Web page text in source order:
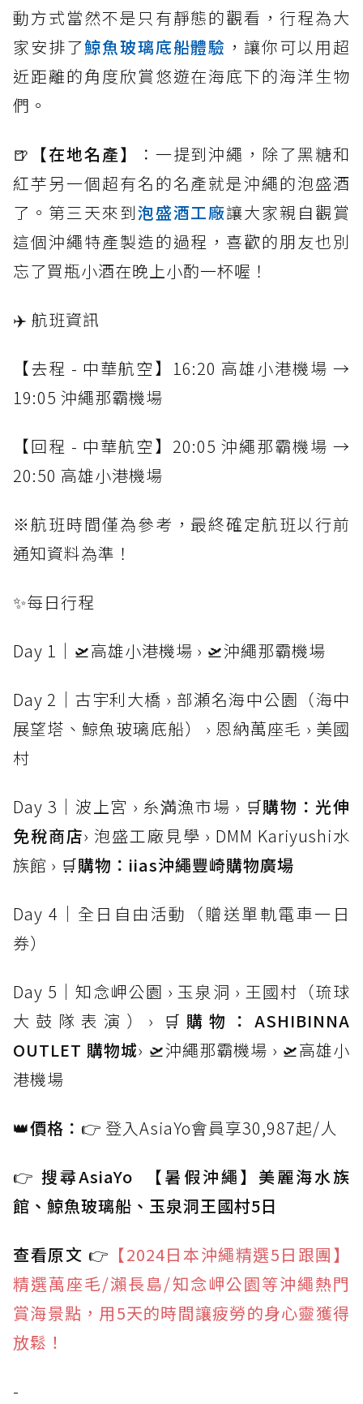
動方式當然不是只有靜態的觀看，行程為大
家安排了鯨魚玻璃底船體驗 ，讓你可以用超
近距離的角度欣賞悠遊在海底下的海洋生物
們。
🍺 【在地名產】
：一提到沖繩，除了黑糖和
紅芋另一個超有名的名產就是沖繩的泡盛酒
了。第三天來到泡盛酒工廠讓大家親自觀賞
這個沖繩特產製造的過程，喜歡的朋友也別
忘了買瓶小酒在晚上小酌一杯喔！
✈️ 航班資訊
【去程 - 中華航空】16:20 高雄小港機場 →
19:05 沖繩那霸機場
【回程 - 中華航空】20:05 沖繩那霸機場 →
20:50 高雄小港機場
※航班時間僅為參考，最終確定航班以行前
通知資料為準！
✨每日行程
Day 1｜🛫高雄小港機場 › 🛫沖繩那霸機場
Day 2｜古宇利大橋 › 部瀬名海中公園（海中
展望塔、鯨魚玻璃底船） › 恩納萬座毛 › 美國
村
Day 3｜波上宮 › 糸満漁市場 › 🛒購物：光伸
免稅商店› 泡盛工廠見學 › DMM Kariyushi水
族館 › 🛒購物：iias沖繩豐崎購物廣場
Day 4｜全日自由活動（贈送單軌電車一日
券）
Day 5｜知念岬公園 › 玉泉洞 › 王國村（琉球
大鼓隊表演）› 🛒 購物：ASHIBINNA
OUTLET 購物城› 🛫沖繩那霸機場 › 🛫高雄小
港機場
👑價格： 👉 登入AsiaYo會員享30,987起/人
👉 搜尋AsiaYo 【暑假沖繩】美麗海水族
館、鯨魚玻璃船、玉泉洞王國村5日
查看原文 👉 【2024日本沖繩精選5日跟團】
精選萬座毛/瀨長島/知念岬公園等沖繩熱門
賞海景點，用5天的時間讓疲勞的身心靈獲得
放鬆！
-